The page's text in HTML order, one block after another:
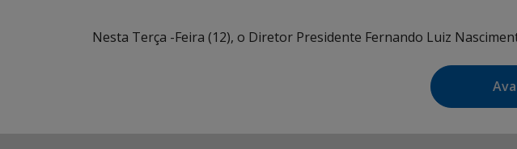
Nesta Terça -Feira (12), o Diretor Presidente Fernando Luiz